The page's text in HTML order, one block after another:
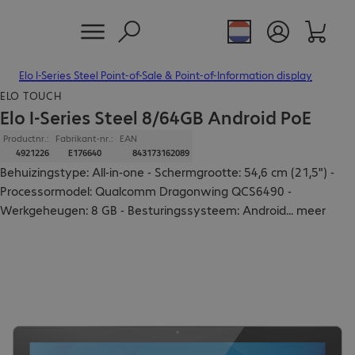
Elo I-Series Steel Point-of-Sale & Point-of-Information display
ELO TOUCH
Elo I-Series Steel 8/64GB Android PoE
Productnr.:
4921226
Fabrikant-nr.:
E176640
EAN
843173162089
Behuizingstype: All-in-one - Schermgrootte: 54,6 cm (21,5") -
Processormodel: Qualcomm Dragonwing QCS6490 -
Werkgeheugen: 8 GB - Besturingssysteem: Android... meer